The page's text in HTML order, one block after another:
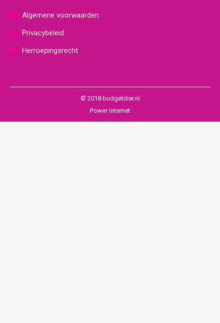
Algemene voorwaarden
Privacybeleid
Herroepingsrecht
© 2018 budgetdier.nl
Power Internet